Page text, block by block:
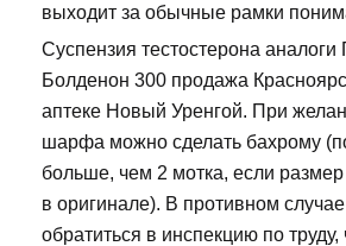
выходит за обычные рамки
Суспензия тестостерона аналоги
Болденон 300 продажа
аптеке Новый Уренгой. При
шарфа можно сделать бахрому
больше, чем 2 мотка, если
в оригинале). В противном
обратиться в инспекцию по